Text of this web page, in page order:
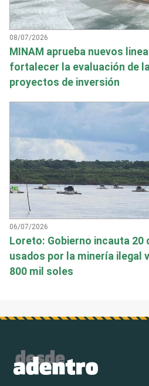
08/07/2026
MINAM aprueba nuevos
fortalecer la evaluación de
proyectos de inversión
06/07/2026
Loreto: Gobierno incauta 20
usados por la minería ilegal
800 mil soles